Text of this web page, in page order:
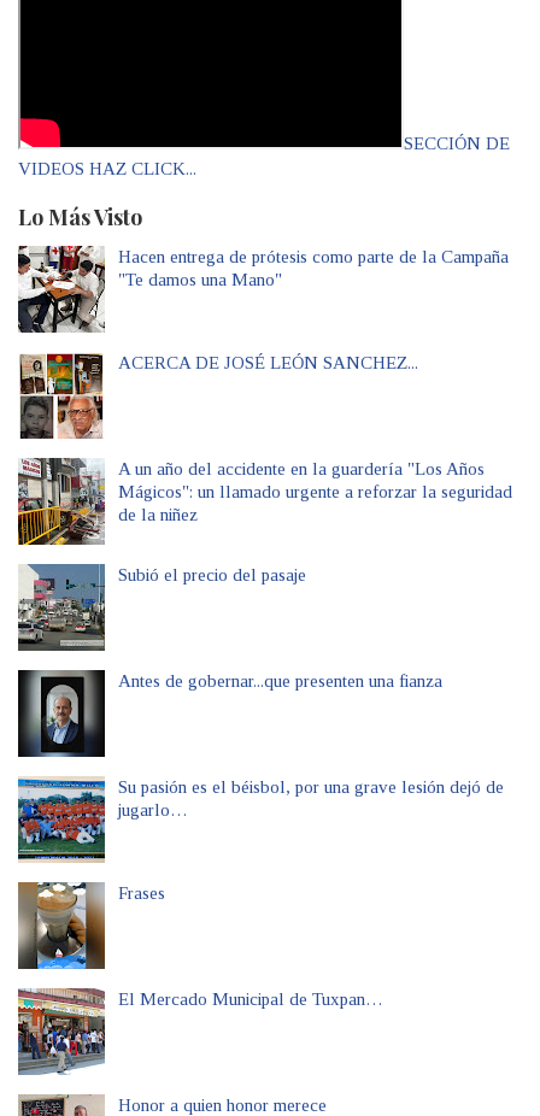
SECCIÓN DE
VIDEOS HAZ CLICK...
Lo Más Visto
Hacen entrega de prótesis como parte de la Campaña
"Te damos una Mano"
ACERCA DE JOSÉ LEÓN SANCHEZ...
A un año del accidente en la guardería "Los Años
Mágicos": un llamado urgente a reforzar la seguridad
de la niñez
Subió el precio del pasaje
Antes de gobernar...que presenten una fianza
Su pasión es el béisbol, por una grave lesión dejó de
jugarlo…
Frases
El Mercado Municipal de Tuxpan…
Honor a quien honor merece